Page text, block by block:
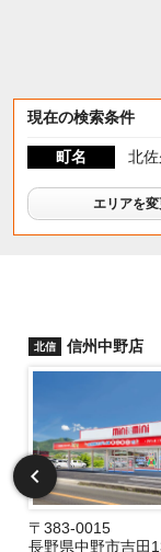
現在の検索条件
町名 北
エリアを変
北信 信州中野店
〒383-0015
長野県中野市吉田